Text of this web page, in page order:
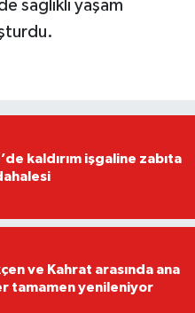
sağlıklı yaşam
kaldırım işgaline zabıta
ve Kahrat arasında ana
tamamen yenileniyor